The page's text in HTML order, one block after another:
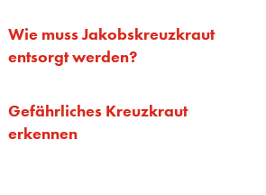
Wie muss Jakobskreuzkraut
entsorgt werden?
Gefährliches Kreuzkraut
erkennen